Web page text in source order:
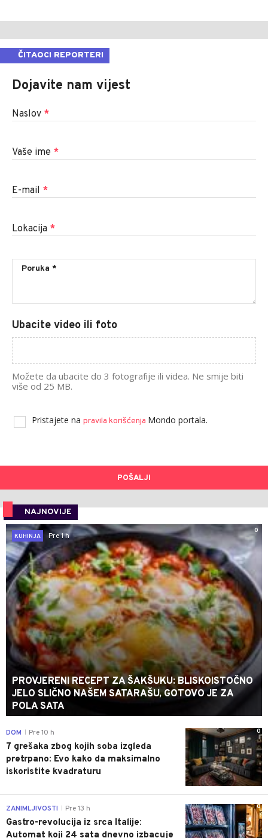
ČITAOCI REPORTERI
Dojavite nam vijest
Naslov *
Vaše ime *
E-mail *
Lokacija *
Ubacite video ili foto
Možete da ubacite do 3 fotografije ili videa. Ne smije biti
više od 25 MB.
Pristajete na pravila korišćenja Mondo portala.
POŠALJI
NAJNOVIJE
0
KUHINJA
Pre 1 h
PROVJERENI RECEPT ZA ŠAKŠUKU: BLISKOISTOČNO
JELO SLIČNO NAŠEM SATARAŠU, GOTOVO JE ZA
POLA SATA
0
DOM Pre 10 h
7 grešaka zbog kojih soba izgleda
pretrpano: Evo kako da maksimalno
iskoristite kvadraturu
0
ZANIMLJIVOSTI Pre 13 h
Gastro-revolucija iz srca Italije:
Automat koji 24 sata dnevno izbacuje